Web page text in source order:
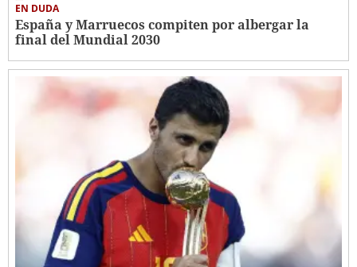
EN DUDA
España y Marruecos compiten por albergar la
final del Mundial 2030